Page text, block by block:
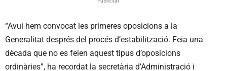
“Avui hem convocat les primeres oposicions a la
Generalitat després del procés d’estabilització. Feia una
dècada que no es feien aquest tipus d’oposicions
ordinàries”, ha recordat la secretària d’Administració i